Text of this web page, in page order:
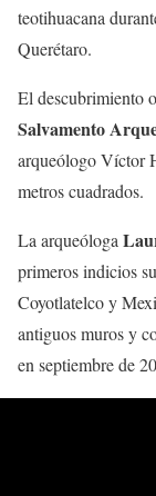
teotihuacana
Querétaro.
El descubrimiento
Salvamento
arqueólogo Víctor
metros cuadrados.
La arqueóloga
primeros indicios
Coyotlatelco y
antiguos muros y
en septiembre de